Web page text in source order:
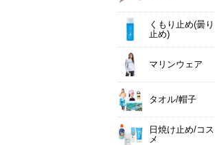
くもり止め(曇り
止め)
マリンウェア
タオル/帽子
日焼け止め/コス
メ